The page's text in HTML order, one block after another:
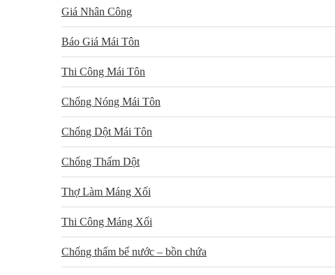
Giá Nhân Công
Báo Giá Mái Tôn
Thi Công Mái Tôn
Chống Nóng Mái Tôn
Chống Dột Mái Tôn
Chống Thấm Dột
Thợ Làm Máng Xối
Thi Công Máng Xối
Chống thấm bể nước – bồn chứa